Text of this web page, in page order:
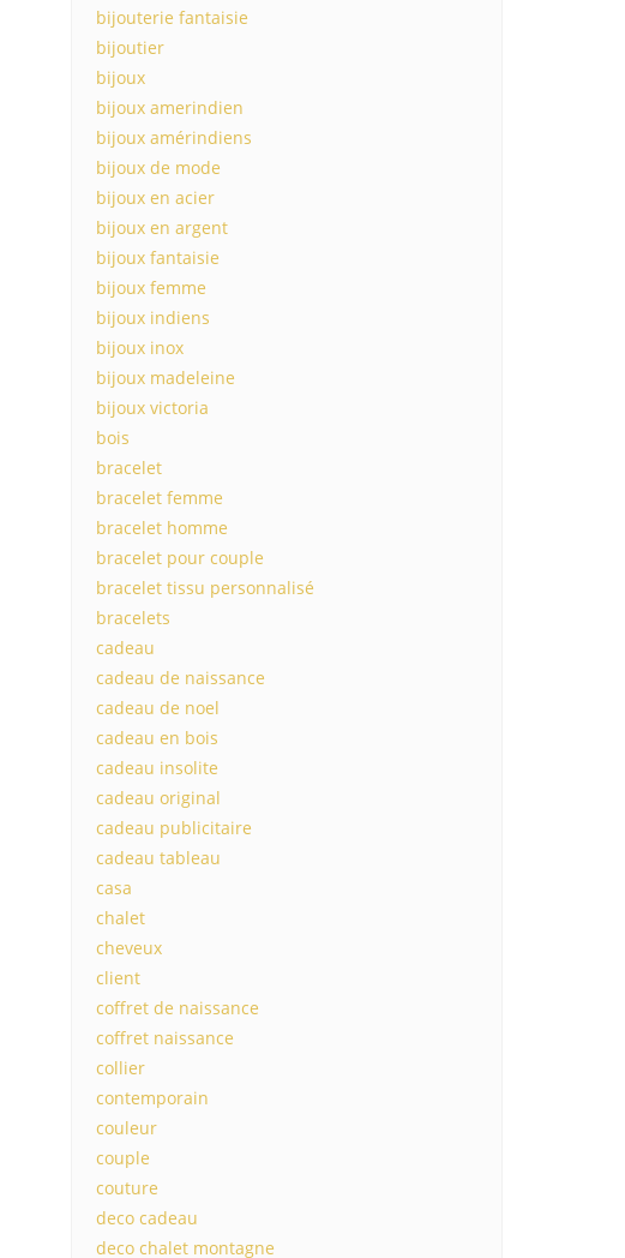
bijouterie fantaisie
bijoutier
bijoux
bijoux amerindien
bijoux amérindiens
bijoux de mode
bijoux en acier
bijoux en argent
bijoux fantaisie
bijoux femme
bijoux indiens
bijoux inox
bijoux madeleine
bijoux victoria
bois
bracelet
bracelet femme
bracelet homme
bracelet pour couple
bracelet tissu personnalisé
bracelets
cadeau
cadeau de naissance
cadeau de noel
cadeau en bois
cadeau insolite
cadeau original
cadeau publicitaire
cadeau tableau
casa
chalet
cheveux
client
coffret de naissance
coffret naissance
collier
contemporain
couleur
couple
couture
deco cadeau
deco chalet montagne